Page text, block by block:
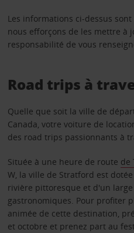
Les informations ci-dessus
nous efforçons de les mettre à
responsabilité de vous
Road trips à
Quelle que soit la ville de
Canada, votre voiture de
des road trips passionnants à
Située à une heure de route de
W, la ville de Stratford est
rivière pittoresque et d'un
gastronomiques. Pour profiter
animée de cette destination,
et octobre et prenez part au